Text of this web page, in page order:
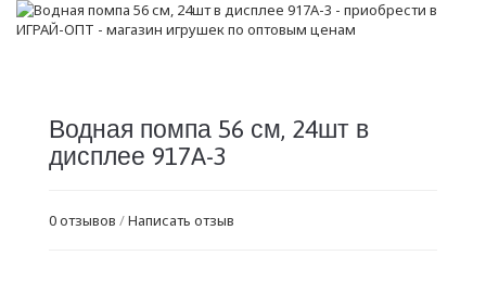
Водная помпа 56 см, 24шт в
дисплее 917A-3
0 отзывов /Написать отзыв